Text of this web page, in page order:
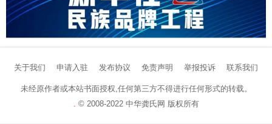
关于我们 申请入驻 发布协议 免责声明 举报投诉 联系我们
未经原作者或本站书面授权,任何第三方不得进行任何形式的转载。
© 2008-2022 中华龚氏网 版权所有